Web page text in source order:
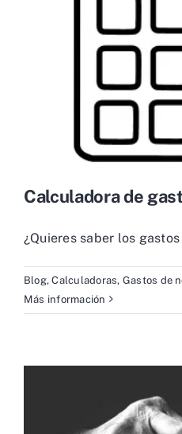
Calculadora de
¿Quieres saber los
Blog,Calculadoras, Gastos de
Más información